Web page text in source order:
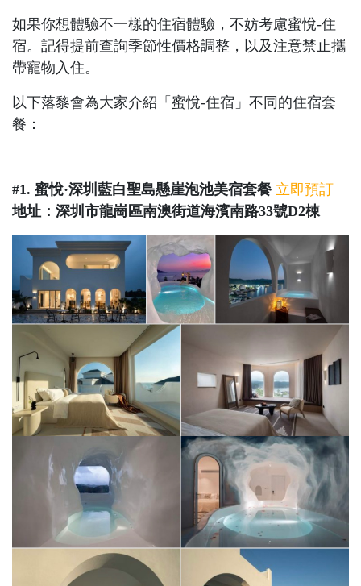
如果你想體驗不一樣的住宿體驗，不妨考慮蜜悅-住
宿。記得提前查詢季節性價格調整，以及注意禁止攜
帶寵物入住。
以下落黎會為大家介紹「蜜悅-住宿」不同的住宿套
餐：
#1. 蜜悅·深圳藍白聖島懸崖泡池美宿套餐 立即預訂
地址：深圳市龍崗區南澳街道海濱南路33號D2棟